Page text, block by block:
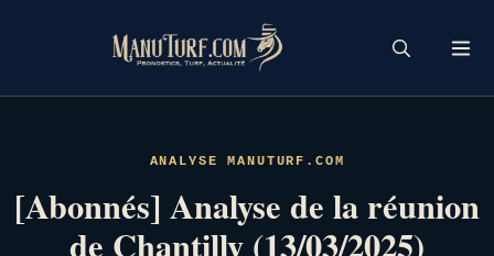
ANALYSE MANUTURF.COM
[Abonnés] Analyse de la réunion
de Chantilly (13/03/2025)